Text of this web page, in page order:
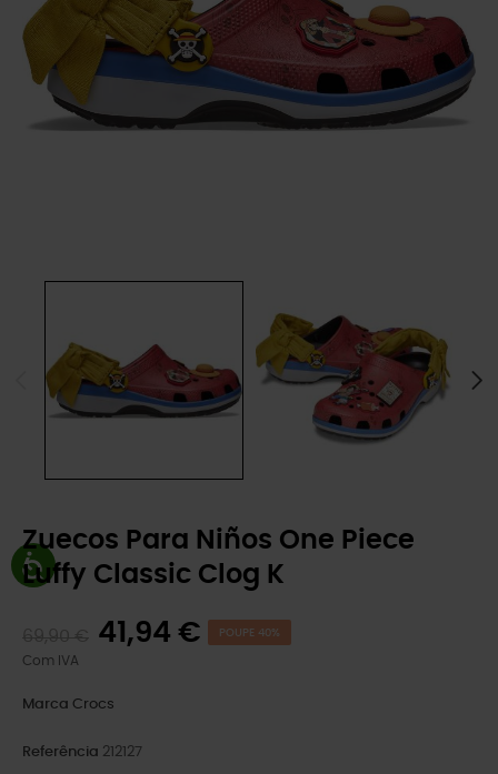
Zuecos Para Niños One Piece
Luffy Classic Clog K
41,94 € POUPE 40%
Com IVA
Marca Crocs
Referência 212127